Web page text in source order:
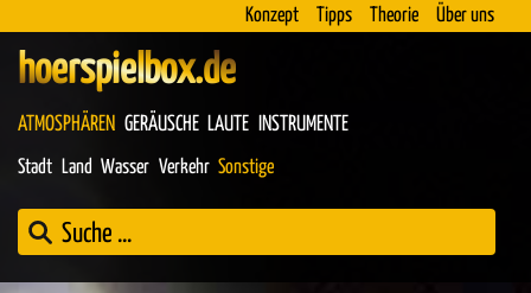
Konzept Tipps Theorie Über uns
hoerspielbox.de
ATMOSPHÄREN GERÄUSCHE LAUTE INSTRUMENTE
Stadt Land Wasser Verkehr Sonstige